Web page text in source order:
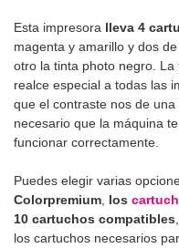
Esta impresora lleva 4
magenta y amarillo y dos
otro la tinta photo negro.
realce especial a todas las
que el contraste nos de
necesario que la máquina
funcionar correctamente.
Puedes elegir varias
Colorpremium los
10 cartuchos compatibles
los cartuchos necesarios